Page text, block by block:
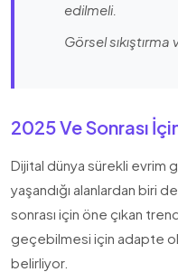
edilmeli.
Görsel
2025 Ve Sonrası
Dijital dünya sürekli evrim
yaşandığı alanlardan biri
sonrası için öne çıkan
geçebilmesi için adapte
belirliyor.